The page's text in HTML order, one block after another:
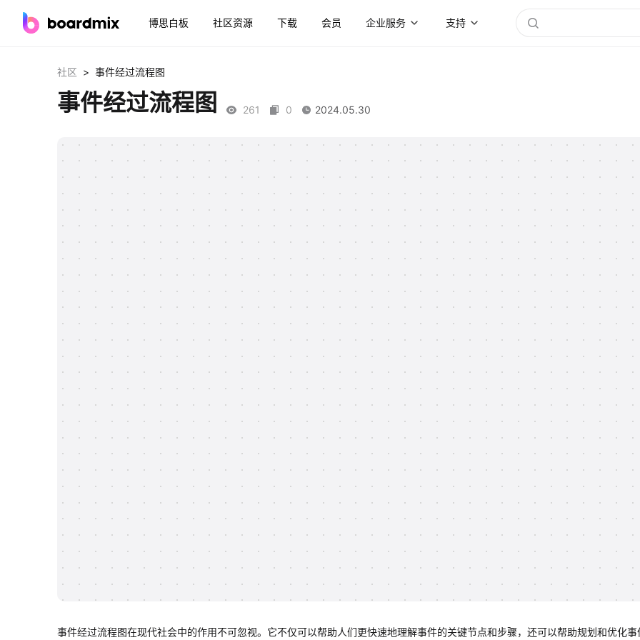
博思白板 社区资源 下载 会员 企业服务 支持
社区 > 事件经过流程图
事件经过流程图 261 0 2024.05.30
事件经过流程图在现代社会中的作用不可忽视。它不仅可以帮助人们更快速地理解事件的关键节点和步骤，还可以帮助规划和优化事